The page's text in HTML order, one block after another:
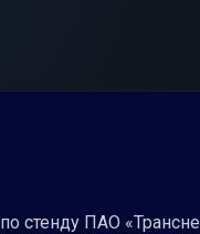
стенду ПАО